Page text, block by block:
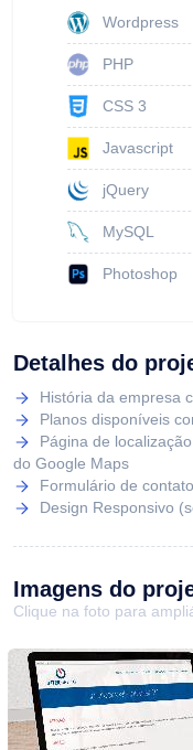
Wordpress
PHP
CSS 3
Javascript
jQuery
MySQL
Photoshop
Detalhes do
História da empresa
Planos disponíveis
Página de
do Google Maps
Formulário de contato
Design Responsivo
Imagens do
Clique na foto para